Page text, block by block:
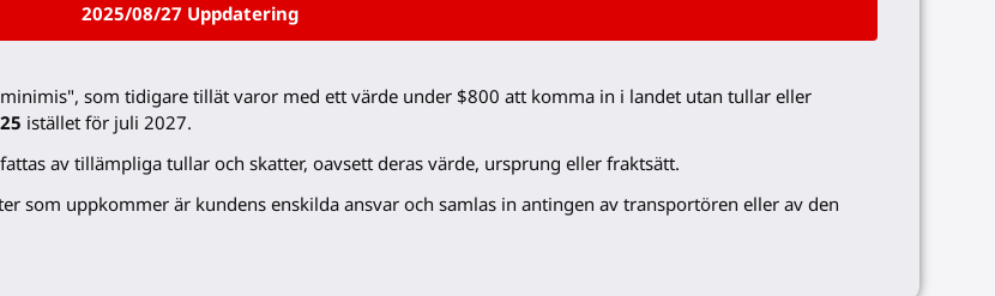
2025/08/27 Uppdatering
som tidigare tillät varor med ett värde under $800 att komma in i landet utan tullar eller
istället för juli 2027.
av tillämpliga tullar och skatter, oavsett deras värde, ursprung eller fraktsätt.
som uppkommer är kundens enskilda ansvar och samlas in antingen av transportören eller av den